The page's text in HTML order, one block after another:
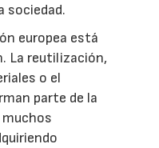
sociedad.
europea está
La reutilización,
o el
parte de la